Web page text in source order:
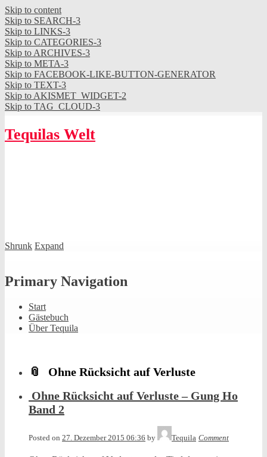
Skip to content
Skip to SEARCH-3
Skip to LINKS-3
Skip to CATEGORIES-3
Skip to ARCHIVES-3
Skip to META-3
Skip to FACEBOOK-LIKE-BUTTON-GENERATOR
Skip to TEXT-3
Skip to AKISMET_WIDGET-2
Skip to TAG_CLOUD-3
Tequilas Welt
Shrunk Expand
Primary Navigation
Start
Gästebuch
Über Tequila
Ohne Rücksicht auf Verluste
Ohne Rücksicht auf Verluste – Gung Ho
Band 2
Posted on 27. Dezember 2015 06:36 by Tequila Comment